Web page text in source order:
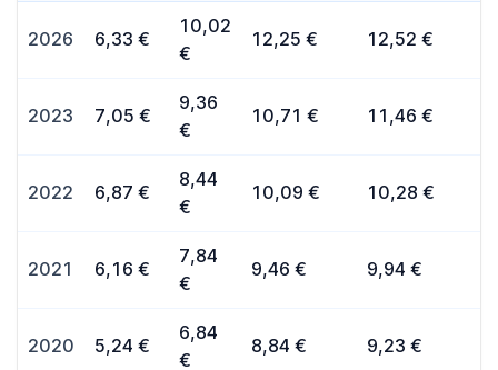
2026 6,33 €
10,02
€
12,25 € 12,52 €
2023 7,05 €
9,36
€
10,71 € 11,46 €
2022 6,87 €
8,44
€
10,09 € 10,28 €
2021 6,16 €
7,84
€
9,46 € 9,94 €
2020 5,24 €
6,84
€
8,84 € 9,23 €